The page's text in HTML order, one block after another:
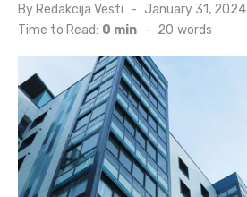
By Redakcija Vesti
Posted
January 31, 2024
Time to Read: 0 min - 20 words